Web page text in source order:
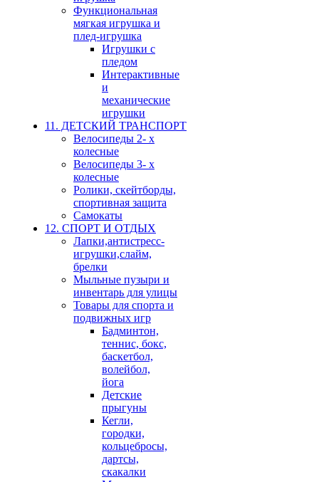
Функциональная
мягкая игрушка и
плед-игрушка
Игрушки с
пледом
Интерактивные
и
механические
игрушки
11. ДЕТСКИЙ ТРАНСПОРТ
Велосипеды 2- х
колесные
Велосипеды 3- х
колесные
Ролики, скейтборды,
спортивная защита
Самокаты
12. СПОРТ И ОТДЫХ
Лапки,антистресс-
игрушки,слайм,
брелки
Мыльные пузыри и
инвентарь для улицы
Товары для спорта и
подвижных игр
Бадминтон,
теннис, бокс,
баскетбол,
волейбол,
йога
Детские
прыгуны
Кегли,
городки,
кольцебросы,
дартсы,
скакалки